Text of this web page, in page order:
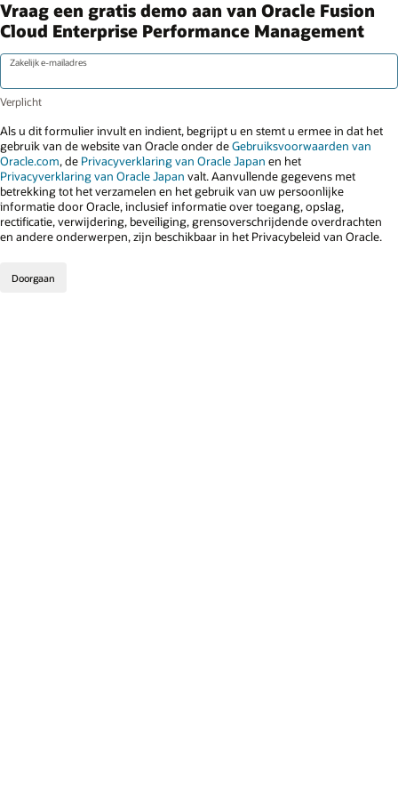
Vraag een gratis demo aan van Oracle Fusion
Cloud Enterprise Performance Management
Zakelijk e-mailadres
Als u dit formulier invult en indient, begrijpt u en stemt u ermee in dat het
gebruik van de website van Oracle onder deGebruiksvoorwaarden van
Oracle.com, de Privacyverklaring van Oracle Japan en het
Privacyverklaring van Oracle Japan valt. Aanvullende gegevens met
betrekking tot het verzamelen en het gebruik van uw persoonlijke
informatie door Oracle, inclusief informatie over toegang, opslag,
rectificatie, verwijdering, beveiliging, grensoverschrijdende overdrachten
en andere onderwerpen, zijn beschikbaar in het Privacybeleid van Oracle.
Doorgaan